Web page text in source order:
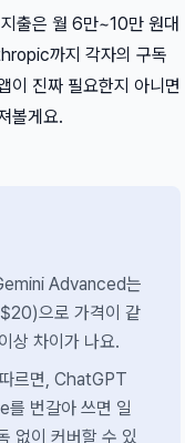
출은 월 6만~10만 원대
까지 각자의 구독
이 진짜 필요한지 아니면
볼게요.
Advanced는
으로 가격이 같
상 차이가 나요.
르면, ChatGPT
번갈아 쓰면 일
없이 커버할 수 있